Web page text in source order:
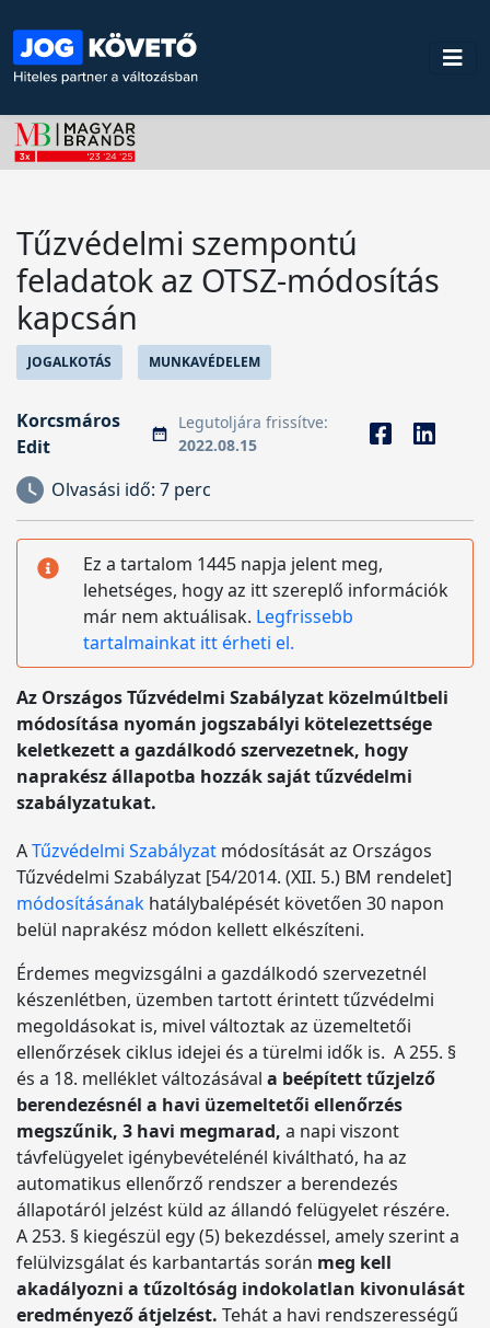
Tűzvédelmi szempontú
feladatok az OTSZ-módosítás
kapcsán
JOGALKOTÁS MUNKAVÉDELEM
Korcsmáros
Edit
Legutoljára frissítve:
2022.08.15
Olvasási idő: 7 perc
Ez a tartalom 1445 napja jelent meg,
lehetséges, hogy az itt szereplő információk
már nem aktuálisak. Legfrissebb
tartalmainkat itt érheti el.
Az Országos Tűzvédelmi Szabályzat közelmúltbeli
módosítása nyomán jogszabályi kötelezettsége
keletkezett a gazdálkodó szervezetnek, hogy
naprakész állapotba hozzák saját tűzvédelmi
szabályzatukat.
ATűzvédelmi Szabályzat módosítását az Országos
Tűzvédelmi Szabályzat [54/2014. (XII. 5.) BM rendelet]
módosításának hatálybalépését követően 30 napon
belül naprakész módon kellett elkészíteni.
Érdemes megvizsgálni a gazdálkodó szervezetnél
készenlétben, üzemben tartott érintett tűzvédelmi
megoldásokat is, mivel változtak az üzemeltetői
ellenőrzések ciklus idejei és a türelmi idők is. A 255. §
és a 18. melléklet változásával a beépített tűzjelző
berendezésnél a havi üzemeltetői ellenőrzés
megszűnik, 3 havi megmarad, a napi viszont
távfelügyelet igénybevételénél kiváltható, ha az
automatikus ellenőrző rendszer a berendezés
állapotáról jelzést küld az állandó felügyelet részére.
A 253. § kiegészül egy (5) bekezdéssel, amely szerint a
felülvizsgálat és karbantartás során meg kell
akadályozni a tűzoltóság indokolatlan kivonulását
eredményező átjelzést. Tehát a havi rendszerességű